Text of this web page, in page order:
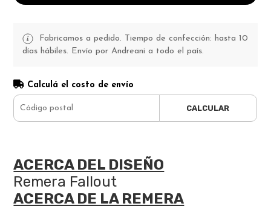
Fabricamos a pedido. Tiempo de confección: hasta 10
días hábiles. Envío por Andreani a todo el país.
Calculá el costo de envío
CALCULAR
ACERCA DEL DISEÑO
Remera Fallout
ACERCA DE LA REMERA